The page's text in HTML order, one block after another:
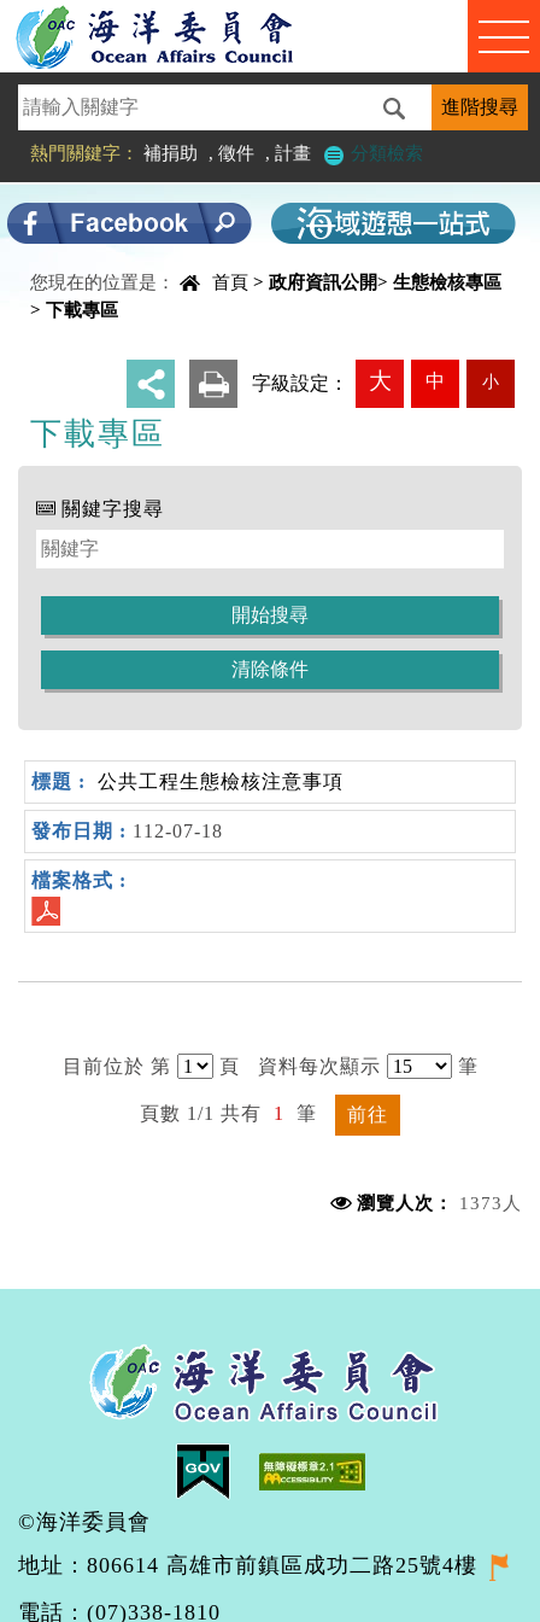
進入內容區塊
熱門關鍵字： 補捐助 , 徵件 , 計畫 分類檢索
您現在的位置是： 首頁 > 政府資訊公開> 生態檢核專區
> 下載專區
字級設定： 大 中 小
下載專區
中央內容區塊
關鍵字搜尋
公共工程生態檢核注意事項
112-07-18
目前位於 第 頁 資料每次顯示 筆
頁數 1/1 共有 1 筆 前往
瀏覽人次： 1373人
©海洋委員會
地址：806614 高雄市前鎮區成功二路25號4樓
電話：(07)338-1810